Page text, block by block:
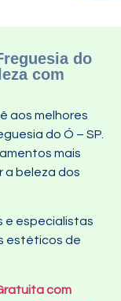
do
com
aos melhores
do Ó – SP.
mais
a beleza dos
e especialistas
estéticos de
com